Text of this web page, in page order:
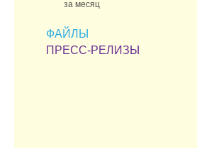
за месяц
ФАЙЛЫ
ПРЕСС-РЕЛИЗЫ